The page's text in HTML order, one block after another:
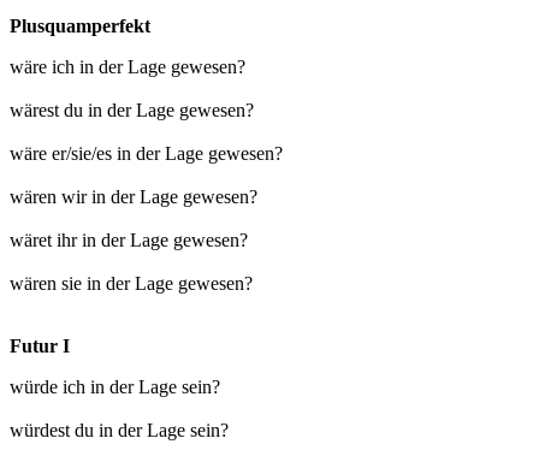
Plusquamperfekt
wäre ich in der Lage gewesen?
wärest du in der Lage gewesen?
wäre er/sie/es in der Lage gewesen?
wären wir in der Lage gewesen?
wäret ihr in der Lage gewesen?
wären sie in der Lage gewesen?
Futur I
würde ich in der Lage sein?
würdest du in der Lage sein?